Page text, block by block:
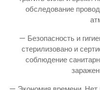
обследование
— Безопасность и
стерилизовано и
соблюдение